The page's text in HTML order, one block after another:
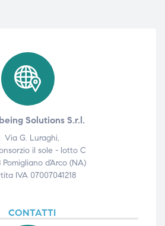
Solutions S.r.l.
Via G. Luraghi,
il sole - lotto C
Pomigliano d'Arco (NA)
IVA 07007041218
CONTATTI